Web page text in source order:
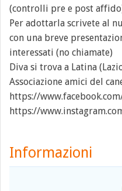
(controlli pre e post
Per adottarla scrivete al
con una breve
interessati (no chiamate)
Diva si trova a Latina
Associazione amici del
https://
https://
Informazioni